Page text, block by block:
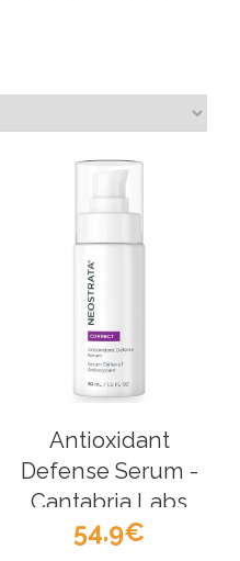
Antioxidant
Defense Serum -
Cantabria Labs
54.9